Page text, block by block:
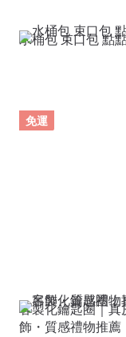
水桶包 束口包 點
免運
客製化鑰匙圈｜
飾・質感禮物推薦